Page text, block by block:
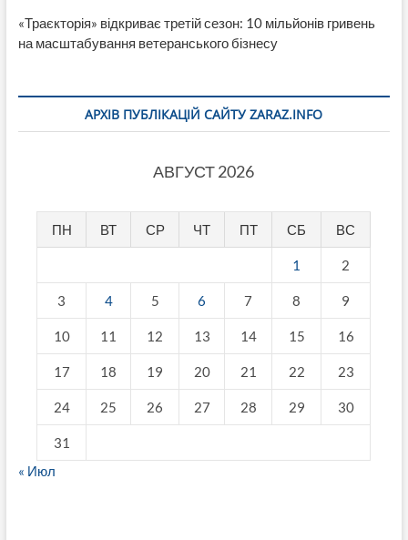
«Траєкторія» відкриває третій сезон: 10 мільйонів гривень
на масштабування ветеранського бізнесу
АРХІВ ПУБЛІКАЦІЙ САЙТУ ZARAZ.INFO
АВГУСТ 2026
ПН ВТ СР ЧТ ПТ СБ ВС
1 2
3 4 5 6 7 8 9
10 11 12 13 14 15 16
17 18 19 20 21 22 23
24 25 26 27 28 29 30
31
« Июл